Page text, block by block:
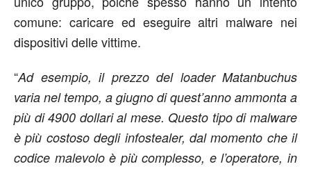
comune: caricare ed eseguire altri malware nei
dispositivi delle vittime.
“Ad esempio, il prezzo del loader Matanbuchus
varia nel tempo, a giugno di quest’anno ammonta a
più di 4900 dollari al mese. Questo tipo di malware
è più costoso degli infostealer, dal momento che il
codice malevolo è più complesso, e l’operatore, in